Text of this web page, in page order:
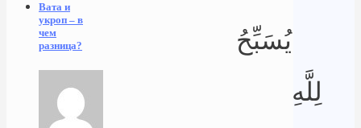
يُسَبِّحُ
لِلَّهِ
Вата и
укроп – в
чем
разница?